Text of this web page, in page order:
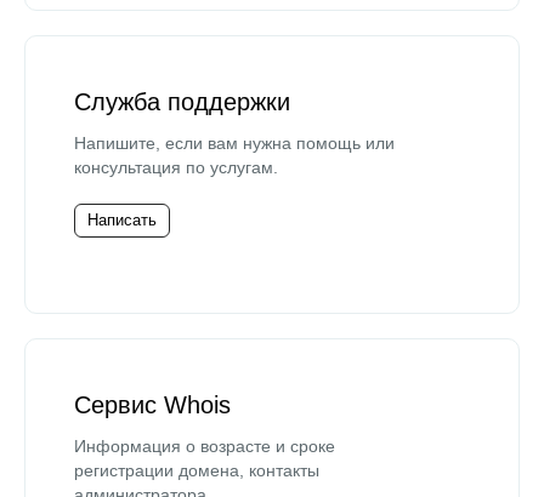
Служба поддержки
Напишите, если вам нужна помощь или
консультация по услугам.
Написать
Сервис Whois
Информация о возрасте и сроке
регистрации домена, контакты